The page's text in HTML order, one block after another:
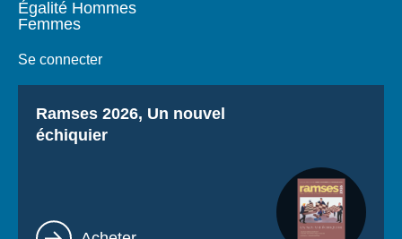
Égalité Hommes
Femmes
Se connecter
Titre
Ramses 2026, Un nouvel
échiquier